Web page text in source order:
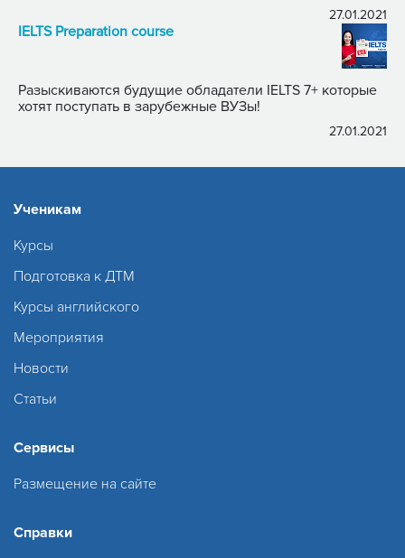
27.01.2021
IELTS Preparation course
Разыскиваются будущие обладатели IELTS 7+ которые
хотят поступать в зарубежные ВУЗы!
27.01.2021
Ученикам
Курсы
Подготовка к ДТМ
Курсы английского
Мероприятия
Новости
Статьи
Сервисы
Размещение на сайте
Справки